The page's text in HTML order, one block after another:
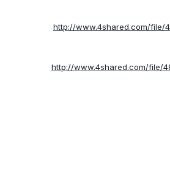
http://www.4shared.com/file/
http://www.4shared.com/file/